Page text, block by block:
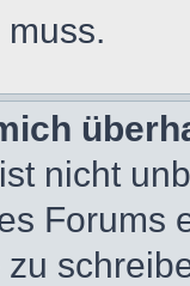
nicht
Forums